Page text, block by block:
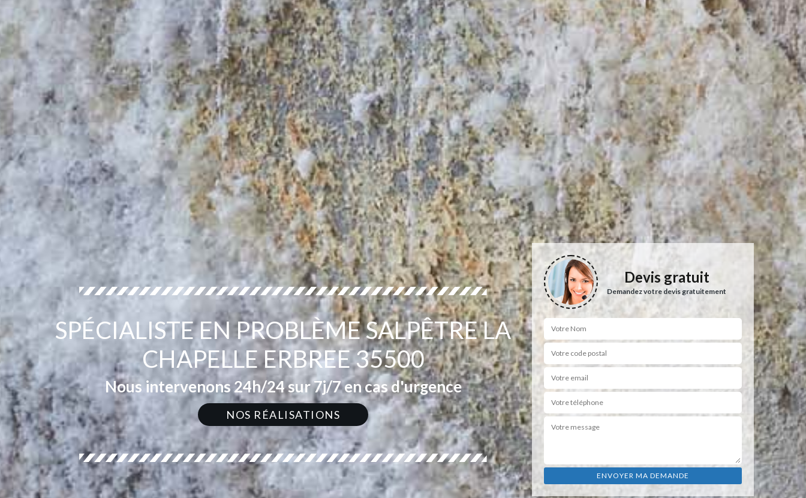
SPÉCIALISTE EN PROBLÈME SALPÊTRE LA
CHAPELLE ERBREE 35500
Nous intervenons 24h/24 sur 7j/7 en cas d'urgence
NOS RÉALISATIONS
Devis gratuit
Demandez votre devis gratuitement